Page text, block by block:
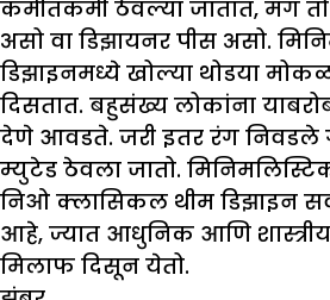
कमीतकमी ठेवल्या जातात, मग
असो वा डिझायनर पीस असो.
डिझाइनमध्ये खोल्या थोडया
दिसतात. बहुसंख्य लोकांना
देणे आवडते. जरी इतर रंग निवडले
म्युटेड ठेवला जातो.
निओ क्लासिकल थीम डिझाइन
आहे, ज्यात आधुनिक आणि
मिलाफ दिसून येतो.